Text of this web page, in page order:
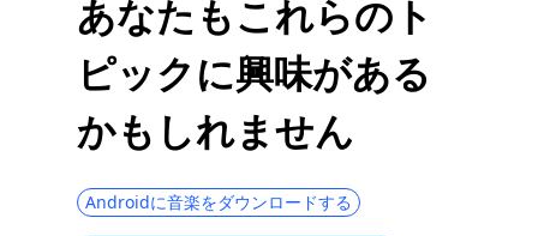
[トップ13]最高のMP3ダウンロードサイト
2023（無料、安全、高速）
る方法
ドするのに最適なサイト
あなたもこれらのト
ピックに興味がある
かもしれません
Androidに音楽をダウンロードする